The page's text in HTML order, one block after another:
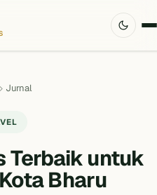
Jurnal
Terbaik untuk
Bharu